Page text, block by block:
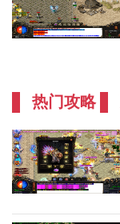
热门攻略